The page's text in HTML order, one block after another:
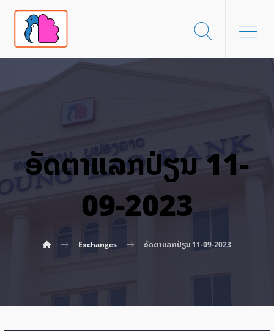
ອັດ​ຕາ​ແລກ​ປ່ຽນ 11-
09-2023
Exchanges ອັດ​ຕາ​ແລກ​ປ່ຽນ 11-09-2023